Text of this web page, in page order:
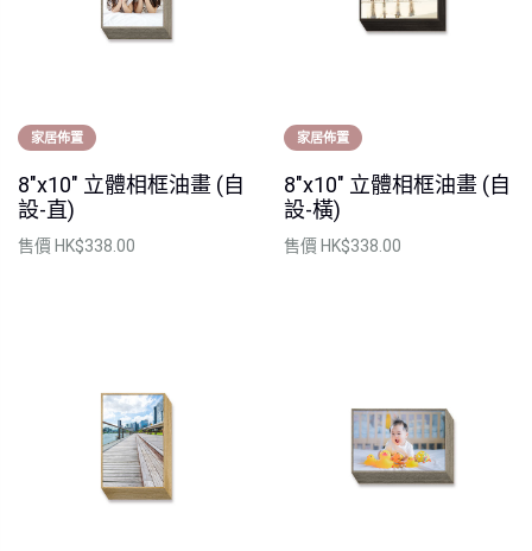
家居佈置
8"x10" 立體相框油畫 (自
設-直)
售價 HK$338.00
家居佈置
8"x10" 立體相框油畫 (自
設-橫)
售價 HK$338.00